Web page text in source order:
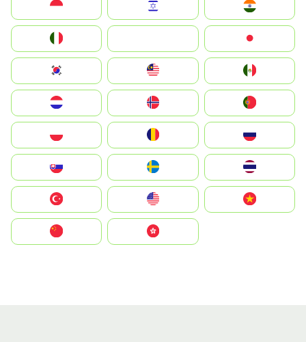
South Korea
United States
中國香港特別行政區